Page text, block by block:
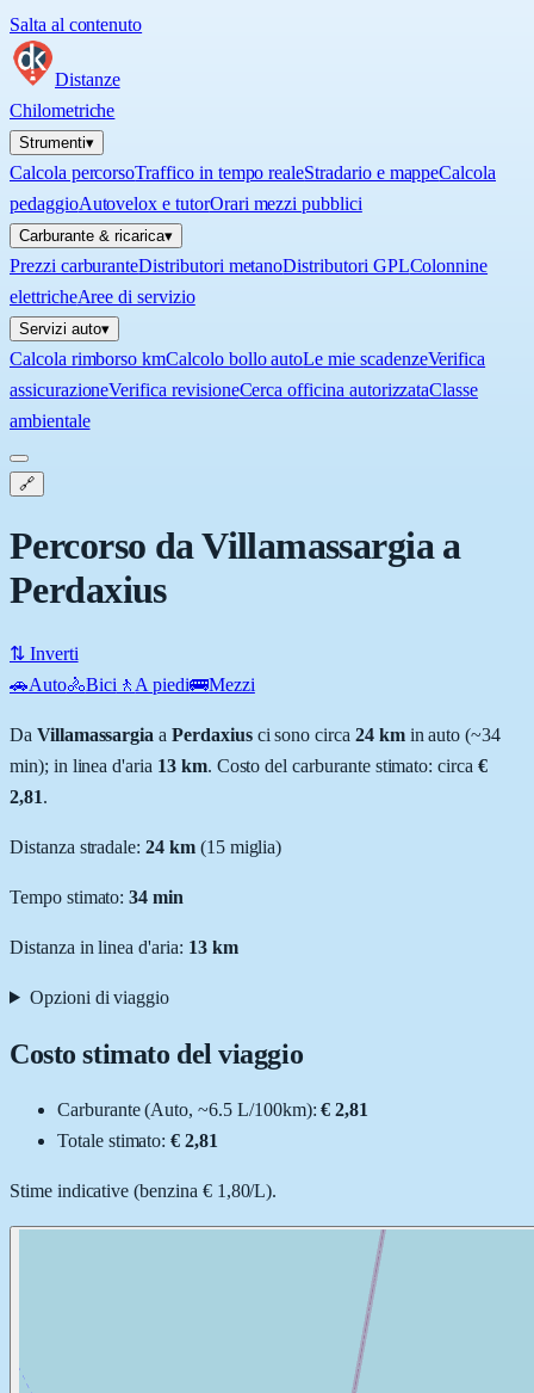
Salta al contenuto
Distanze
Chilometriche
Strumenti▾
Calcola percorsoTraffico in tempo realeStradario e mappeCalcola
pedaggioAutovelox e tutorOrari mezzi pubblici
Carburante & ricarica▾
Prezzi carburanteDistributori metanoDistributori GPLColonnine
elettricheAree di servizio
Servizi auto▾
Calcola rimborso kmCalcolo bollo autoLe mie scadenzeVerifica
assicurazioneVerifica revisioneCerca officina autorizzataClasse
ambientale
🔗
Percorso da Villamassargia a
Perdaxius
⇅ Inverti
🚗Auto🚴Bici 🚶 A piedi🚌Mezzi
Da Villamassargia aPerdaxiusci sono circa 24kmin auto (~34
min); in linea d'aria 13km. Costo del carburante stimato: circa €
2,81.
Distanza stradale:24 km (15miglia)
Tempo stimato:34 min
Distanza in linea d'aria: 13km
Opzioni di viaggio
Costo stimato del viaggio
Carburante (Auto, ~6.5 L/100km): € 2,81
Totale stimato:€ 2,81
Stime indicative (benzina € 1,80/L).